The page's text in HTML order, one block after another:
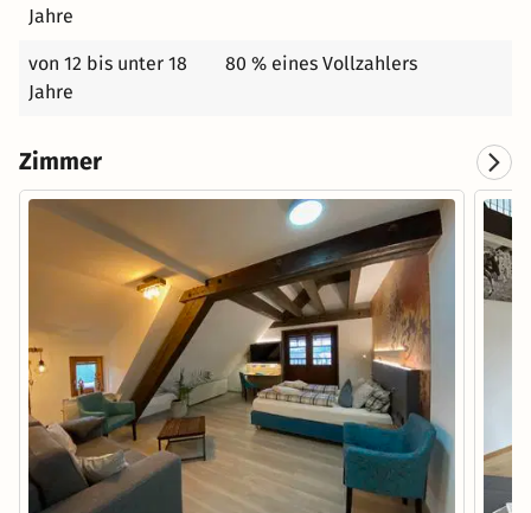
Jahre
von 12 bis unter 18
Jahre
80 % eines Vollzahlers
Zimmer